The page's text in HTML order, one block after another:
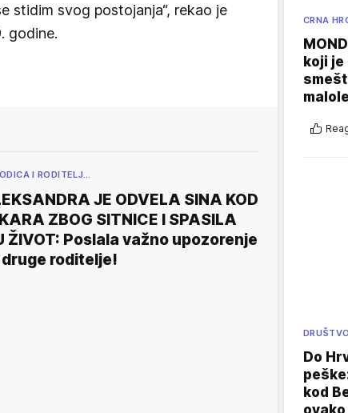
stidim svog postojanja“, rekao je
godine.
I RODITELJ…
JE ODVELA SINA KOD
ZBOG SITNICE I SPASILA
ŽIVOT: Poslala važno upozorenje
druge roditelje!
CRNA
koji
DRUŠTVO
Do
kod